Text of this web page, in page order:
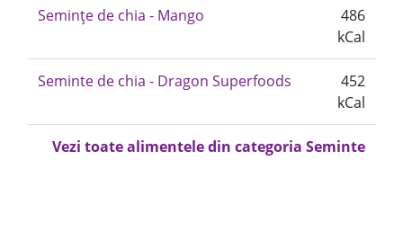
Semințe de chia - Mango
486
kCal
Seminte de chia - Dragon Superfoods
452
kCal
Vezi toate alimentele din categoria Seminte